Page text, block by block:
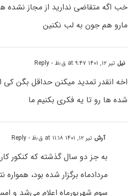
خب اگه متقاضی ندارید از مجاز نشده
مارو هم جون به لب نکنین
نیل تیر ۱۲, ۱۴۰۱ at ۹:۴۷ ق٫ظ - Reply
اخه انقدر تمدید میکنن حداقل بگن کی
شده ها رو تا یه فکری بکنیم ما
آرش تیر ۱۲, ۱۴۰۱ at ۱۱:۱۸ ق٫ظ - Reply
به جز دو سال گذشته که کنکور
مردادماه برگزار شده بود، همواره
سوم شهریورماه اعلام می‌شد و